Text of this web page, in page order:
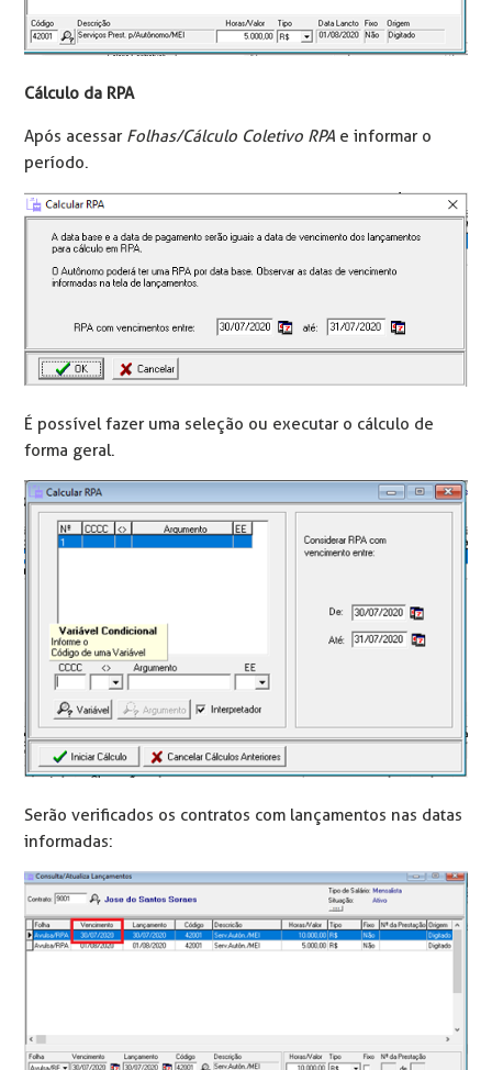
Cálculo da RPA
Após acessar Folhas/Cálculo Coletivo RPA e informar o
período.
É possível fazer uma seleção ou executar o cálculo de
forma geral.
Serão verificados os contratos com lançamentos nas datas
informadas: